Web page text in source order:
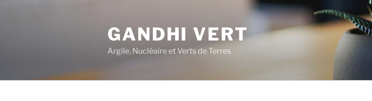
GANDHI VERT
Argile, Nucléaire et Verts de Terres